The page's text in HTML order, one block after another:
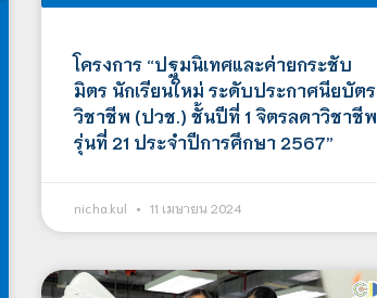
โครงการ “ปฐมนิเทศและค่ายกระชับ
มิตร นักเรียนใหม่ ระดับประกาศนียบัตร
วิชาชีพ (ปวช.) ชั้นปีที่ 1 จิตรลดาวิชาชีพ
รุ่นที่ 21 ประจำปีการศึกษา 2567”
nicha.kul 11 เมษายน 2024